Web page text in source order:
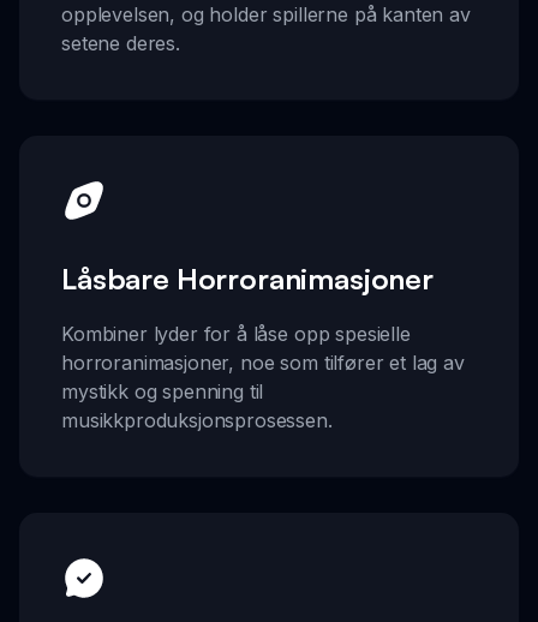
opplevelsen, og holder spillerne på kanten av
setene deres.
Låsbare Horroranimasjoner
Kombiner lyder for å låse opp spesielle
horroranimasjoner, noe som tilfører et lag av
mystikk og spenning til
musikkproduksjonsprosessen.